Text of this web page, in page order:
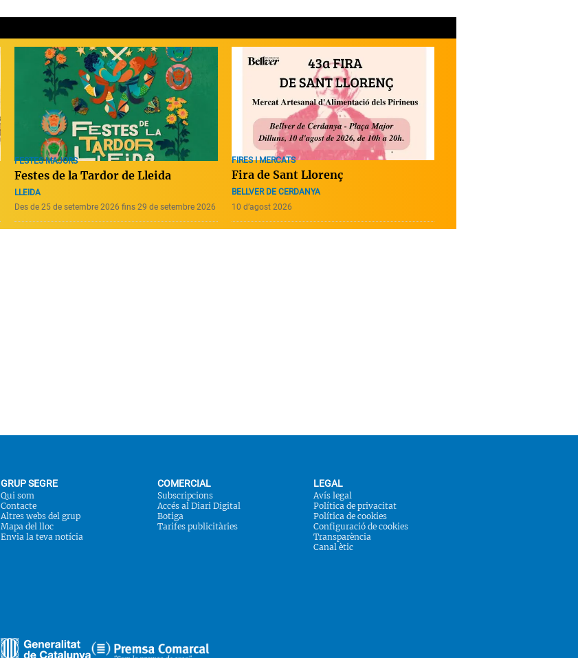
FESTES MAJORS
Festes de la Tardor de Lleida
LLEIDA
Des de 25 de setembre 2026 fins 29 de setembre 2026
FIRES I MERCATS
Fira de Sant Llorenç
BELLVER DE CERDANYA
10 d’agost 2026
GRUP SEGRE
Qui som
Contacte
Altres webs del grup
Mapa del lloc
Envia la teva notícia
COMERCIAL
Subscripcions
Accés al Diari Digital
Botiga
Tarifes publicitàries
LEGAL
Avís legal
Política de privacitat
Política de cookies
Configuració de cookies
Transparència
Canal ètic